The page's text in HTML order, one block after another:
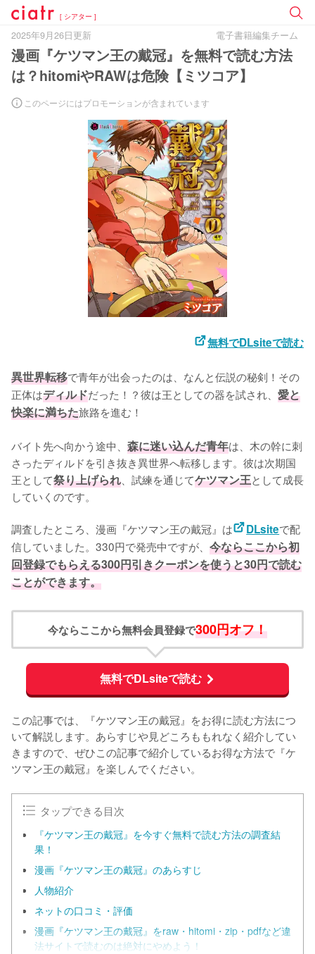
[ シアター ]
2025年9月26日更新 電子書籍編集チーム
漫画『ケツマン王の戴冠』を無料で読む方法
は？hitomiやRAWは危険【ミツコア】
このページにはプロモーションが含まれています
無料でDLsiteで読む
異世界転移で青年が出会ったのは、なんと伝説の秘剣！その
正体はディルドだった！？彼は王としての器を試され、 愛と
快楽に満ちた旅路を進む！
バイト先へ向かう途中、 森に迷い込んだ青年は、木の幹に刺
さったディルドを引き抜き異世界へ転移します。彼は次期国
王として祭り上げられ 、試練を通じてケツマン王として成長
していくのです。
調査したところ、漫画『ケツマン王の戴冠』は DLsiteで配
信していました。330円で発売中ですが、 今ならここから初
回登録でもらえる300円引きクーポンを使うと30円で読む
ことができます。
今ならここから無料会員登録で300円オフ！
無料でDLsiteで読む
この記事では、『ケツマン王の戴冠』をお得に読む方法につ
いて解説します。あらすじや見どころももれなく紹介してい
きますので、ぜひこの記事で紹介しているお得な方法で『ケ
ツマン王の戴冠』を楽しんでください。
タップできる目次
『ケツマン王の戴冠』を今すぐ無料で読む方法の調査結
果！
漫画『ケツマン王の戴冠』のあらすじ
人物紹介
ネットの口コミ・評価
漫画『ケツマン王の戴冠』をraw・hitomi・zip・pdfなど違
法サイトで読むのは絶対にやめよう！